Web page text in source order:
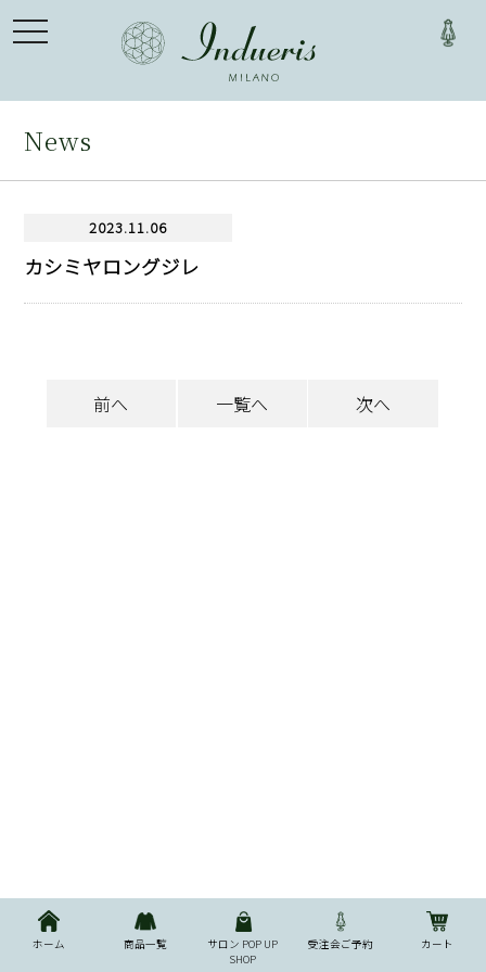
toggle
News
2023.11.06
カシミヤロングジレ
前へ 一覧へ 次へ
ホーム 商品一覧
サロン POP UP
SHOP
受注会ご予約 カート